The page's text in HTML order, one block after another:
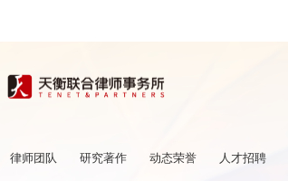
律师团队 研究著作 动态荣誉 人才招聘